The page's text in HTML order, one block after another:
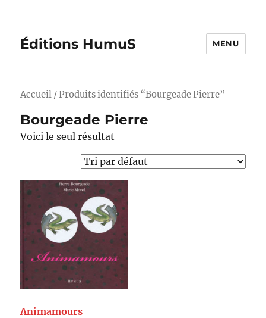
Éditions HumuS MENU
Accueil / Produits identifiés “Bourgeade Pierre”
Bourgeade Pierre
Voici le seul résultat
Animamours